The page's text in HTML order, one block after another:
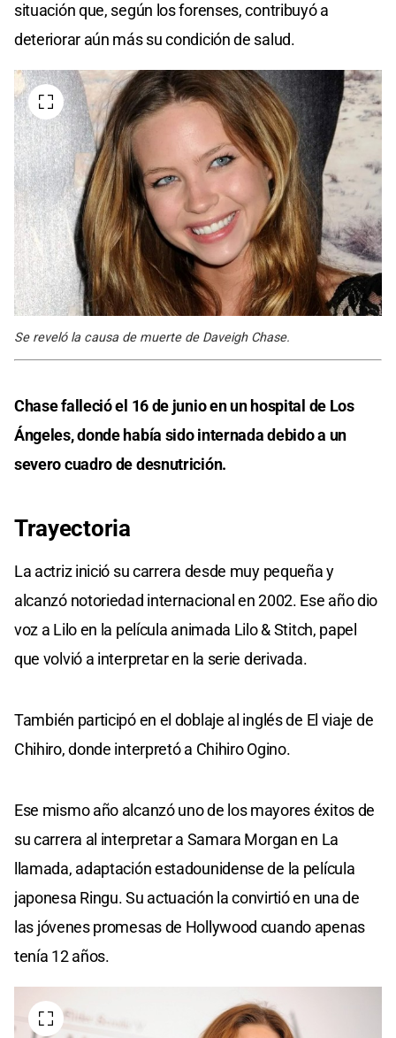
situación que, según los forenses, contribuyó a
deteriorar aún más su condición de salud.
Se reveló la causa de muerte de Daveigh Chase.
Chase falleció el 16 de junio en un hospital de Los
Ángeles, donde había sido internada debido a un
severo cuadro de desnutrición.
Trayectoria
La actriz inició su carrera desde muy pequeña y
alcanzó notoriedad internacional en 2002. Ese año dio
voz a Lilo en la película animada Lilo & Stitch, papel
que volvió a interpretar en la serie derivada.
También participó en el doblaje al inglés de El viaje de
Chihiro, donde interpretó a Chihiro Ogino.
Ese mismo año alcanzó uno de los mayores éxitos de
su carrera al interpretar a Samara Morgan en La
llamada, adaptación estadounidense de la película
japonesa Ringu. Su actuación la convirtió en una de
las jóvenes promesas de Hollywood cuando apenas
tenía 12 años.